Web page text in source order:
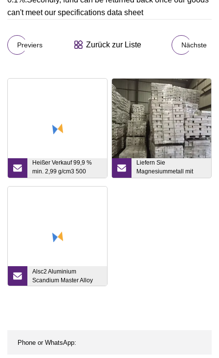
can't meet our specifications data sheet
Previers Zurück zur Liste Nächste
Heißer Verkauf 99,9 %
min. 2,99 g/cm3 500
g/Barren CAS 7440
Liefern Sie
Magnesiummetall mit
einer Reinheit von 99,9 %
Alsc2 Aluminium
Scandium Master Alloy